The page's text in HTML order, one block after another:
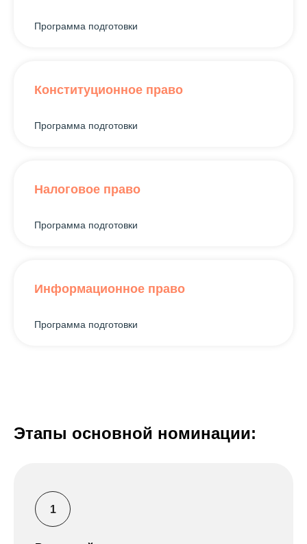
Программа подготовки
Конституционное право
Программа подготовки
Налоговое право
Программа подготовки
Информационное право
Программа подготовки
Этапы основной номинации: